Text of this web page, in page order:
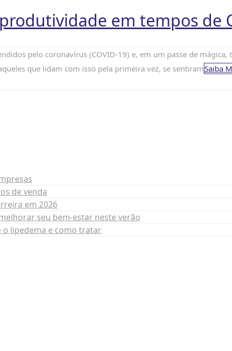
em tempos de
pelo coronavírus (COVID-19) e, em um passe de
que lidam com isso pela primeira vez, se sentiramSaiba
de venda
em 2026
seu bem-estar neste verão
o lipedema e como tratar